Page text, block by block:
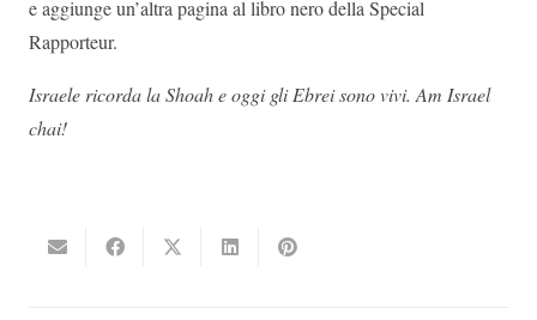
e aggiunge un’altra pagina al libro nero della Special
Rapporteur.
Israele ricorda la Shoah e oggi gli Ebrei sono vivi. Am Israel
chai!